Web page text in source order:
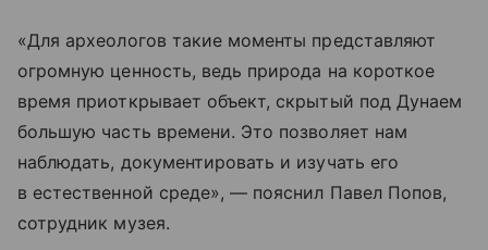
«Для археологов такие моменты представляют
огромную ценность, ведь природа на короткое
время приоткрывает объект, скрытый под Дунаем
большую часть времени. Это позволяет нам
наблюдать, документировать и изучать его
в естественной среде», — пояснил Павел Попов,
сотрудник музея.